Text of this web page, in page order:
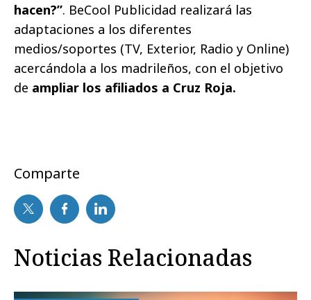
hacen?”. BeCool Publicidad realizará las
adaptaciones a los diferentes
medios/soportes (TV, Exterior, Radio y Online)
acercándola a los madrileños, con el objetivo
de ampliar los afiliados a Cruz Roja.
Comparte
Noticias Relacionadas